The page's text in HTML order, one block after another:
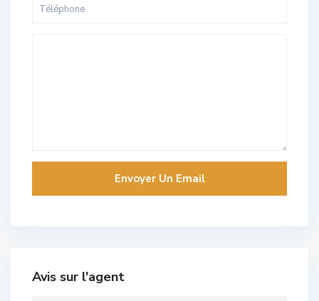
Avis sur l'agent